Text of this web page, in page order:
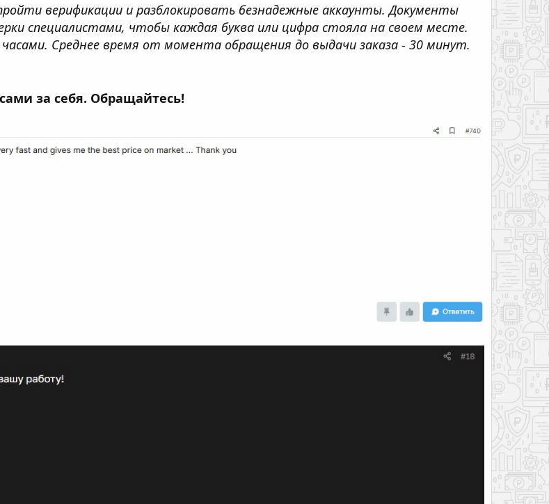
верификации и разблокировать безнадежные аккаунты. Документы
специалистами, чтобы каждая буква или цифра стояла на своем месте.
Среднее время от момента обращения до выдачи заказа - 30 минут.
за себя. Обращайтесь!